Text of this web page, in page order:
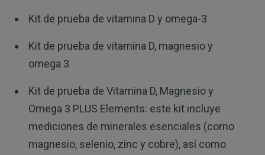
Kit de prueba de vitamina D y omega-3
Kit de prueba de vitamina D, magnesio y
omega 3
Kit de prueba de Vitamina D, Magnesio y
Omega 3 PLUS Elements: este kit incluye
mediciones de minerales esenciales (como
magnesio, selenio, zinc y cobre), así como